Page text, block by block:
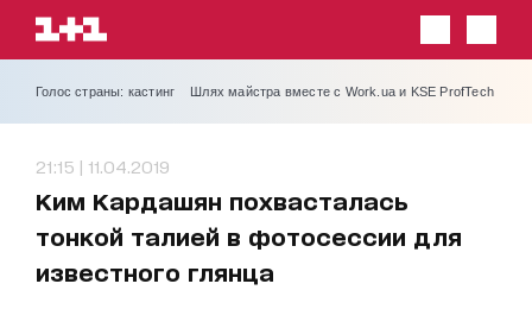
Голос страны: кастинг Шлях майстра вместе с Work.ua и KSE ProfTech
21:15 | 11.04.2019
Ким Кардашян похвасталась
тонкой талией в фотосессии для
известного глянца